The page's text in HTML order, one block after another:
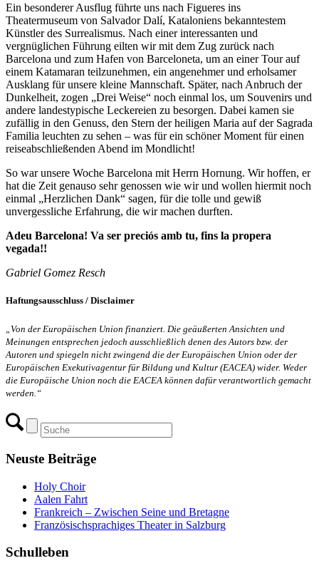
Ein besonderer Ausflug führte uns nach Figueres ins
Theatermuseum von Salvador Dalí, Kataloniens bekanntestem
Künstler des Surrealismus. Nach einer interessanten und
vergnüglichen Führung eilten wir mit dem Zug zurück nach
Barcelona und zum Hafen von Barceloneta, um an einer Tour auf
einem Katamaran teilzunehmen, ein angenehmer und erholsamer
Ausklang für unsere kleine Mannschaft. Später, nach Anbruch der
Dunkelheit, zogen „Drei Weise“ noch einmal los, um Souvenirs und
andere landestypische Leckereien zu besorgen. Dabei kamen sie
zufällig in den Genuss, den Stern der heiligen Maria auf der Sagrada
Familia leuchten zu sehen – was für ein schöner Moment für einen
reiseabschließenden Abend im Mondlicht!
So war unsere Woche Barcelona mit Herrn Hornung. Wir hoffen, er
hat die Zeit genauso sehr genossen wie wir und wollen hiermit noch
einmal „Herzlichen Dank“ sagen, für die tolle und gewiß
unvergessliche Erfahrung, die wir machen durften.
Adeu Barcelona! Va ser preciós amb tu, fins la propera
vegada!!
Gabriel Gomez Resch
Haftungsausschluss / Disclaimer
„Von der Europäischen Union finanziert. Die geäußerten Ansichten und
Meinungen entsprechen jedoch ausschließlich denen des Autors bzw. der
Autoren und spiegeln nicht zwingend die der Europäischen Union oder der
Europäischen Exekutivagentur für Bildung und Kultur (EACEA) wider. Weder
die Europäische Union noch die EACEA können dafür verantwortlich gemacht
werden.“
Neuste Beiträge
Holy Choir
Aalen Fahrt
Frankreich – Zwischen Seine und Bretagne
Französischsprachiges Theater in Salzburg
Schulleben